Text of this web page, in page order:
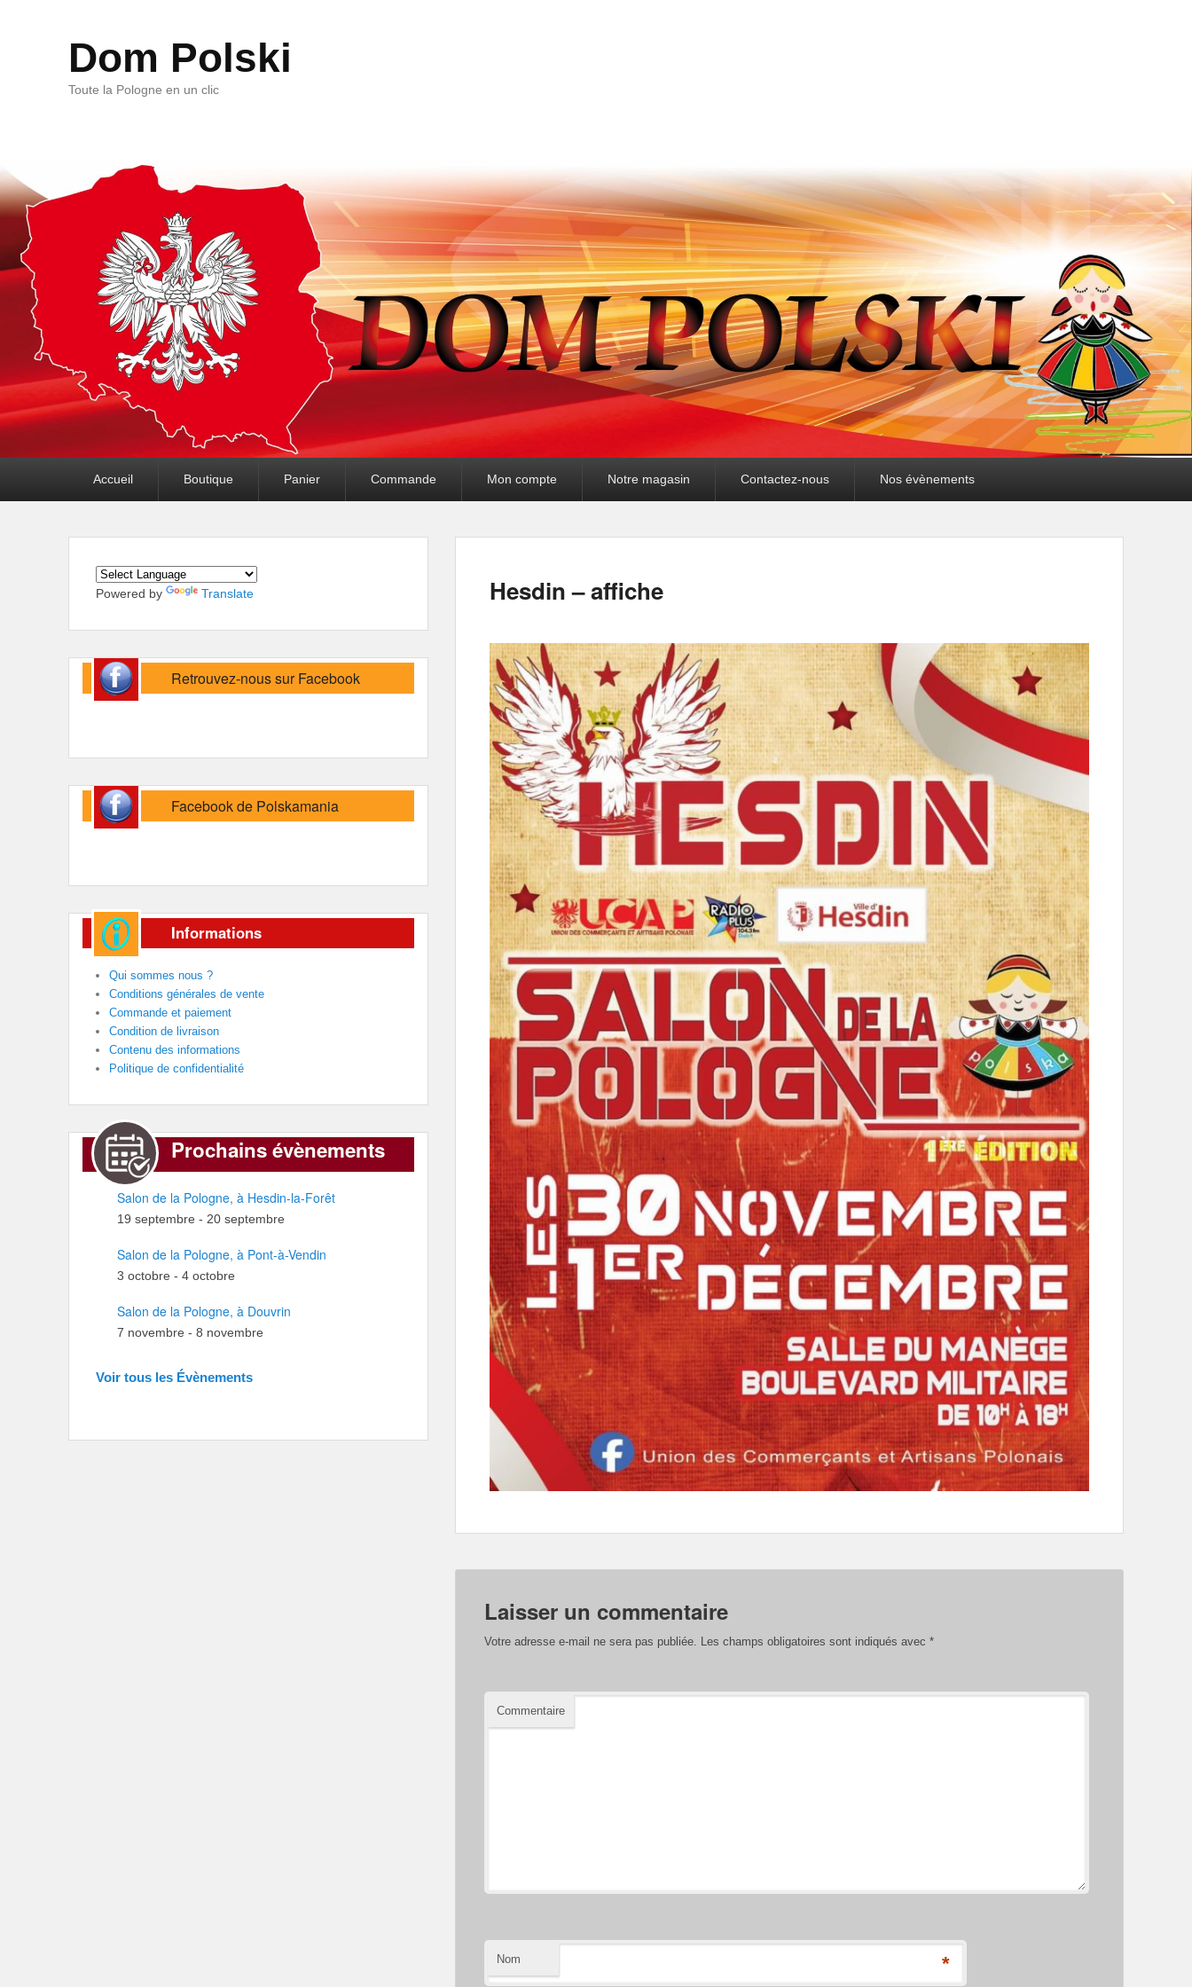
Dom Polski
Toute la Pologne en un clic
Accueil Boutique Panier Commande Mon compte Notre magasin Contactez-nous Nos évènements
Hesdin – affiche
Laisser un commentaire
Votre adresse e-mail ne sera pas publiée. Les champs obligatoires sont indiqués avec *
Commentaire
Nom *
Powered by Translate
Retrouvez-nous sur Facebook
Facebook de Polskamania
Informations
Qui sommes nous ?
Conditions générales de vente
Commande et paiement
Condition de livraison
Contenu des informations
Politique de confidentialité
Prochains évènements
Salon de la Pologne, à Hesdin-la-Forêt
19 septembre - 20 septembre
Salon de la Pologne, à Pont-à-Vendin
3 octobre - 4 octobre
Salon de la Pologne, à Douvrin
7 novembre - 8 novembre
Voir tous les Évènements